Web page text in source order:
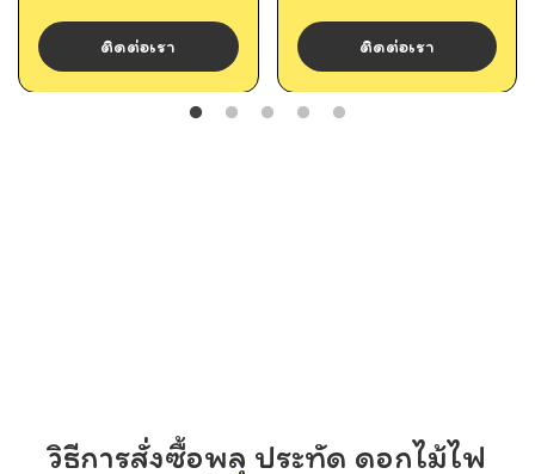
ติดต่อเรา ติดต่อเรา
วิธีการสั่งซื้อพลุ ประทัด ดอกไม้ไฟ